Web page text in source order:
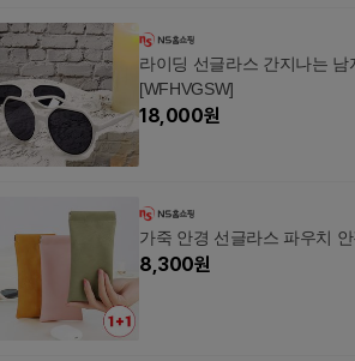
라이딩 선글라스 간지나는 남
[WFHVGSW]
18,000원
가죽 안경 선글라스 파우치
8,300원